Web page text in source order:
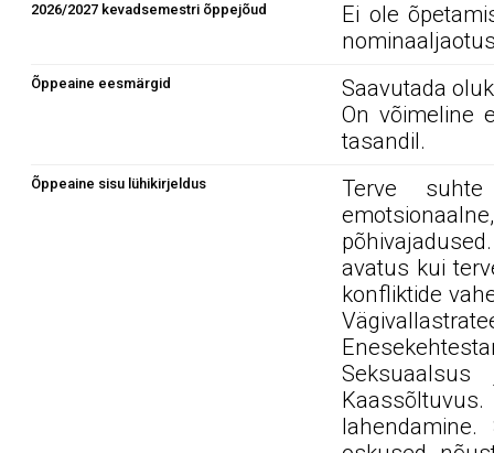
2026/2027 kevadsemestri õppejõud
Ei ole
Õppeaine eesmärgid
Saavutada
On võimeline
tasandil.
Õppeaine sisu lühikirjeldus
Terve
avatus kui
konfliktide